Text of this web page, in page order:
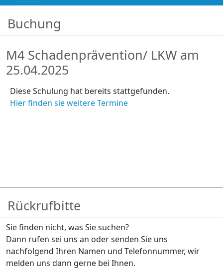
Buchung
M4 Schadenprävention/ LKW am
25.04.2025
Diese Schulung hat bereits stattgefunden.
Hier finden sie weitere Termine
Rückrufbitte
Sie finden nicht, was Sie suchen?
Dann rufen sei uns an oder senden Sie uns
nachfolgend Ihren Namen und Telefonnummer, wir
melden uns dann gerne bei Ihnen.